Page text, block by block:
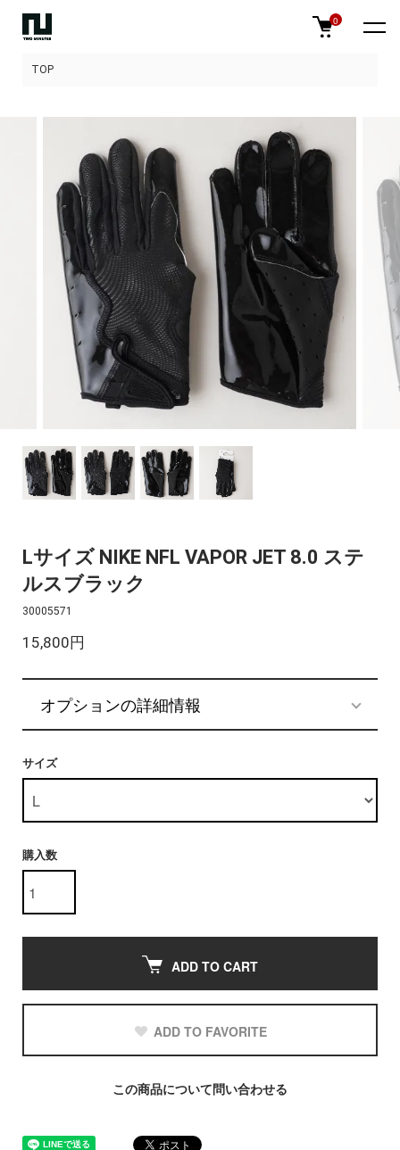
0
TOP
Lサイズ NIKE NFL VAPOR JET 8.0 ステ
ルスブラック
30005571
15,800円
オプションの詳細情報
サイズ
購入数
ADD TO CART
ADD TO FAVORITE
この商品について問い合わせる